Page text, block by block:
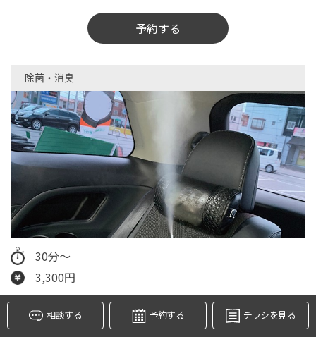
予約する
除菌・消臭​
30分～
3,300円
専用の特殊ノズルを使用し、エアコンシステム内と車内の同時施工が可
能です。エアコンの臭いの原因となる汚れや車内のニオイを消臭し除
菌、さらに抗菌防汚コートによりカビの発生を防ぎます。エタノールベ
相談する 予約する チラシを見る
タイヤ点検・安全点検/タイヤ履き替え/オイル交換/その他
ピット作業の予約
クローク契約会員専用タイヤ履き替え※タイヤ履き替えを
希望のクローク契約会員の方はこちらを選択ください
本日のタイヤ履き替え順番待ち予約 ※クローク契約会員の
方はご利用いただけません